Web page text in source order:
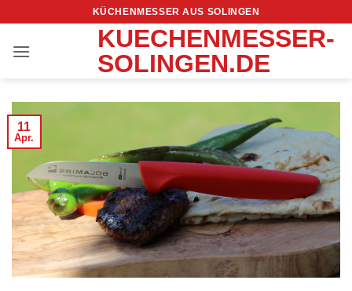
springen
KÜCHENMESSER AUS SOLINGEN
KUECHENMESSER-
SOLINGEN.DE
11
Apr.